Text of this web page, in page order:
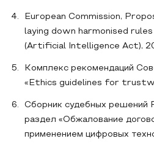
European Commission,
laying down harmonised
(Artificial Intelligence Act),
Комплекс рекомендаций
«Ethics guidelines for
Сборник судебных решений
раздел «Обжалование
применением цифровых